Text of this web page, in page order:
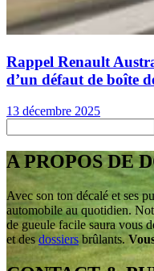
Rappel Renault
d’un défaut de boîte
13 décembre 2025
A PROPOS DE
Avec son ton décalé et ses
automobile au quotidien.
de gueule facile saura vous
et des dossiers brûlants.